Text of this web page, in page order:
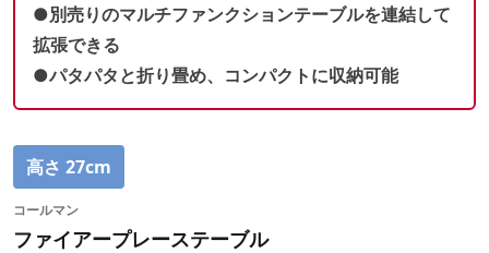
●別売りのマルチファンクションテーブルを連結して
拡張できる
●パタパタと折り畳め、コンパクトに収納可能
高さ 27cm
コールマン
ファイアープレーステーブル